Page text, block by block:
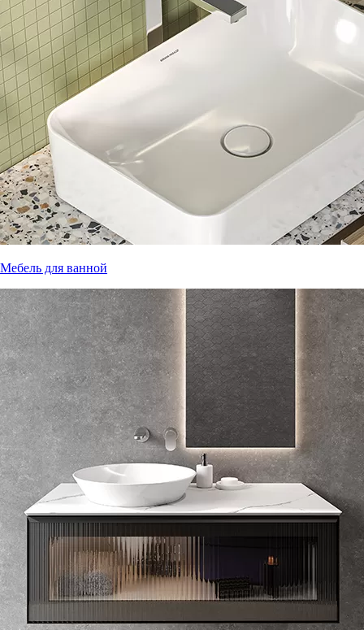
Мебель для ванной